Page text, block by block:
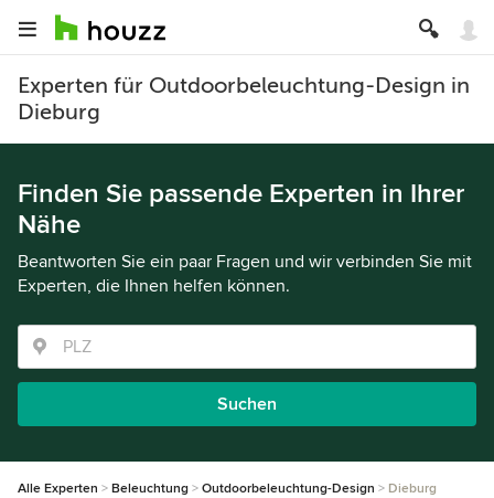
Experten für Outdoorbeleuchtung-Design in
Dieburg
Finden Sie passende Experten in Ihrer
Nähe
Beantworten Sie ein paar Fragen und wir verbinden Sie mit
Experten, die Ihnen helfen können.
Suchen
Alle Experten Beleuchtung Outdoorbeleuchtung-Design Dieburg